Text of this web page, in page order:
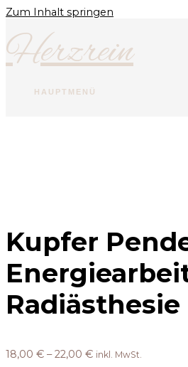
Zum Inhalt springen
Herzrein
HAUPTMENÜ
Kupfer
Radiästhesie
18,00 € –22,00 € inkl. MwSt.